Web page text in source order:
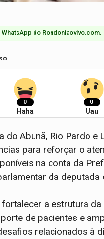
do Rondoniaovivo.com.​
0
Haha
0
Uau
Abunã, Rio Pardo e
para reforçar o
na conta da
da deputada
a estrutura
de pacientes e
relacionados à